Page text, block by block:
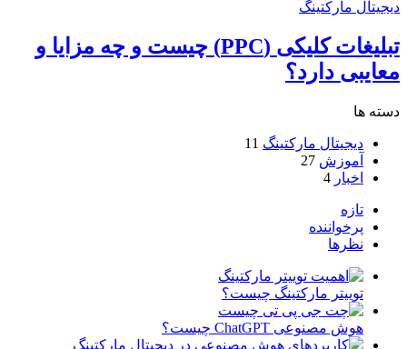
دیجیتال مارکتینگ
تبلیغات کلیکی (PPC) چیست و چه مزایا و
معایبی دارد؟
دسته ها
دیجیتال مارکتینگ 11
آموزش 27
اخبار 4
تازه
پرخواننده
نظرها
توییتر مارکتینگ چیست؟
هوش مصنوعی ChatGPT چیست؟